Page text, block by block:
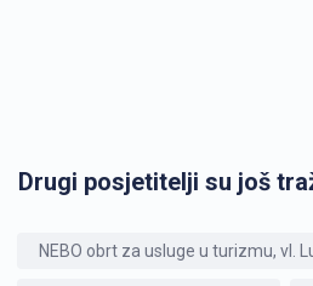
Drugi posjetitelji su još
NEBO obrt za usluge u turizmu, vl.